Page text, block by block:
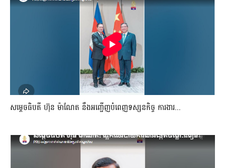
សម្តេចធិបតី ហ៊ុន ម៉ាណែត នឹងអញ្ជើញបំពេញទស្សនកិច្ច ការងារ...